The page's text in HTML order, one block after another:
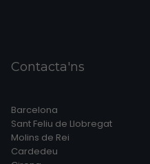
Contacta'ns
Barcelona
Sant Feliu de Llobregat
Molins de Rei
Cardedeu